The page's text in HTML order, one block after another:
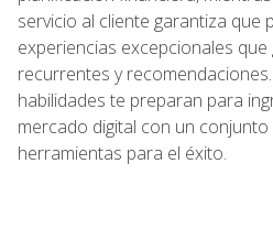
servicio al cliente garantiza que
experiencias excepcionales
recurrentes y
habilidades te preparan para
mercado digital con un
herramientas para el éxito.